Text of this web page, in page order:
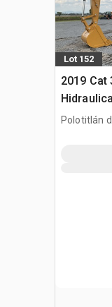
Lot 152
2019 Cat
Polotitlán